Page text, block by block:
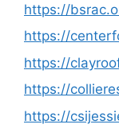
https://
https://
https://
https://
https://